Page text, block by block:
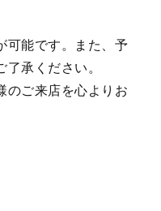
可能です。また、予
承ください。
のご来店を心よりお